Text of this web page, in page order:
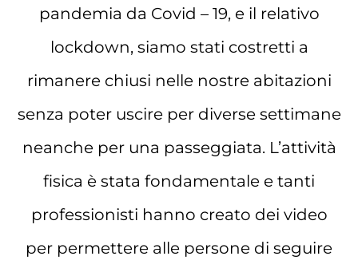
pandemia da Covid – 19, e il relativo
lockdown, siamo stati costretti a
rimanere chiusi nelle nostre abitazioni
senza poter uscire per diverse settimane
neanche per una passeggiata. L’attività
fisica è stata fondamentale e tanti
professionisti hanno creato dei video
per permettere alle persone di seguire